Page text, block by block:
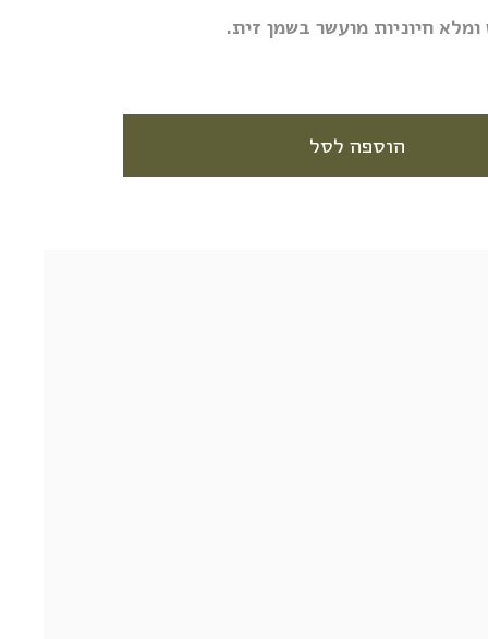
חיוניות מועשר בשמן זית.
הוספה לסל